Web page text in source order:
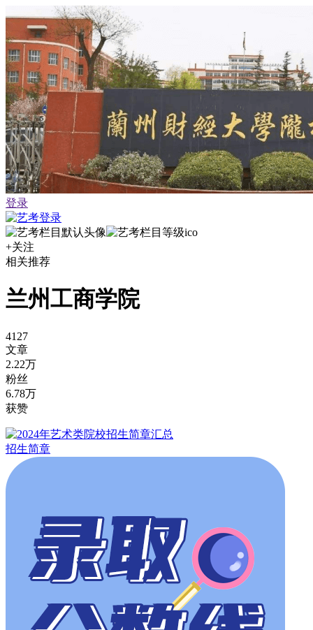
登录
+关注
相关推荐
兰州工商学院
4127
文章
2.22万
粉丝
6.78万
获赞
招生简章